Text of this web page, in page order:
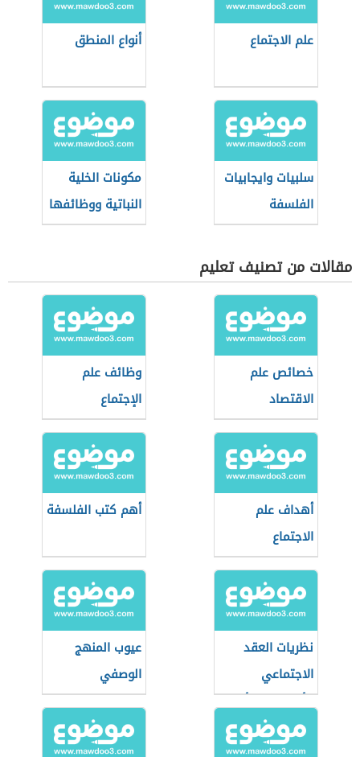
علم الاجتماع أنواع المنطق
سلبيات وايجابيات
الفلسفة
البراجماتية
مكونات الخلية
النباتية ووظائفها
مقالات من تصنيف تعليم
خصائص علم
الاقتصاد
وظائف علم
الإجتماع
أهداف علم
الاجتماع
أهم كتب الفلسفة
نظريات العقد
الاجتماعي
كأساس لنشأة
الدولة
عيوب المنهج
الوصفي